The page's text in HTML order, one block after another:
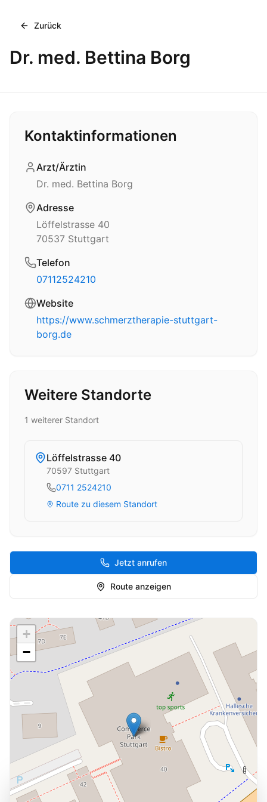
Cookie-Einstellungen
Zurück
Dr. med. Bettina Borg
Kontaktinformationen
Arzt/Ärztin
Dr. med. Bettina Borg
Adresse
Löffelstrasse 40
70537 Stuttgart
Telefon
07112524210
Website
https://www.schmerztherapie-stuttgart-
borg.de
Weitere Standorte
1 weiterer Standort
Löffelstrasse 40
70597 Stuttgart
0711 2524210
Route zu diesem Standort
Jetzt anrufen
Route anzeigen
+
−